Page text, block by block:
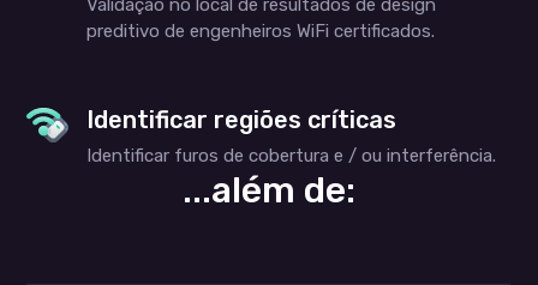
Validação no local de resultados de design
preditivo de engenheiros WiFi certificados.
Identificar regiões críticas
Identificar furos de cobertura e / ou interferência.
...além de: